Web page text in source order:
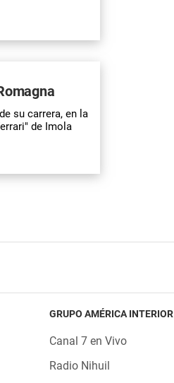
su carrera, en la
de Imola
GRUPO AMÉRICA INTERIOR
Canal 7 en Vivo
Radio Nihuil